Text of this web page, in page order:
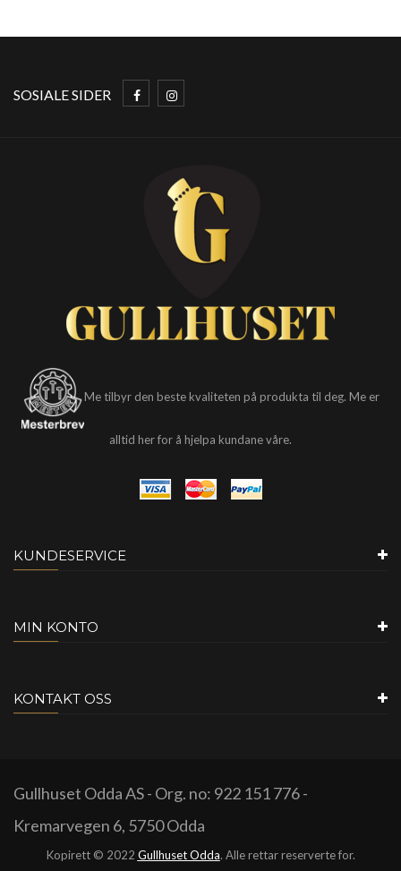
SOSIALE SIDER
Me tilbyr den beste kvaliteten på produkta til deg. Me er
alltid her for å hjelpa kundane våre.
KUNDESERVICE
MIN KONTO
KONTAKT OSS
Gullhuset Odda AS - Org. no: 922 151 776 -
Kremarvegen 6, 5750 Odda
Kopirett © 2022 Gullhuset Odda. Alle rettar reserverte for.